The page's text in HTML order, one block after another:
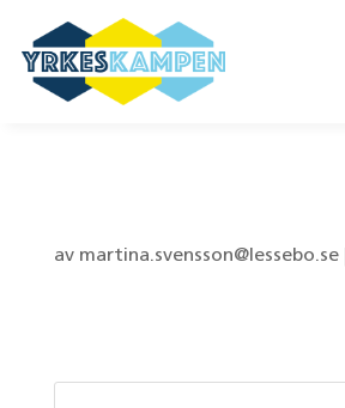
av martina.svensson@lessebo.se|